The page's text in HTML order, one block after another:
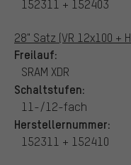
152311 + 152403
28" Satz (VR 12x100 +
Freilauf:
SRAM XDR
Schaltstufen:
11-/12-fach
Herstellernummer:
152311 + 152410